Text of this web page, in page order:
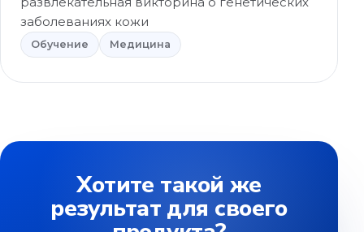
заболеваниях кожи
Обучение Медицина
Хотите такой же
результат для своего